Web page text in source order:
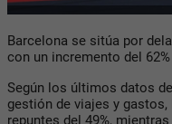
Barcelona se sitúa por
con un incremento del
Según los últimos datos de
gestión de viajes y
repuntes del 49%,